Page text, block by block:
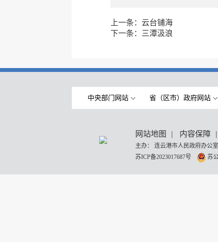
上一条： 云台铺海
下一条：
三潭汲浪
中央部门网站 省（区市）政府网站
网站地图 | 内容保障 |
主办： 连云港市人民政府办
苏ICP备2023017687号
苏